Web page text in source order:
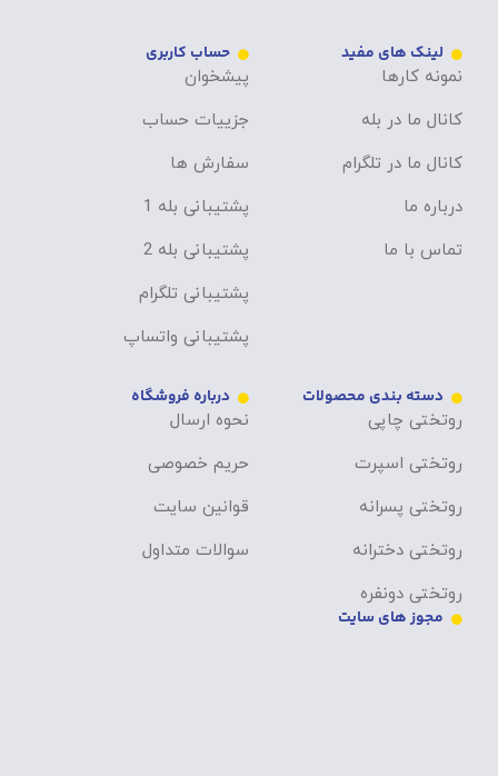
لینک های مفید
نمونه کارها
کانال ما در بله
کانال ما در تلگرام
درباره ما
تماس با ما
حساب کاربری
پیشخوان
جزییات حساب
سفارش ها
پشتیبانی بله 1
پشتیبانی بله 2
پشتیبانی تلگرام
پشتیبانی واتساپ
دسته بندی محصولات
روتختی چاپی
روتختی اسپرت
روتختی پسرانه
روتختی دخترانه
روتختی دونفره
درباره فروشگاه
نحوه ارسال
حریم خصوصی
قوانین سایت
سوالات متداول
مجوز های سایت